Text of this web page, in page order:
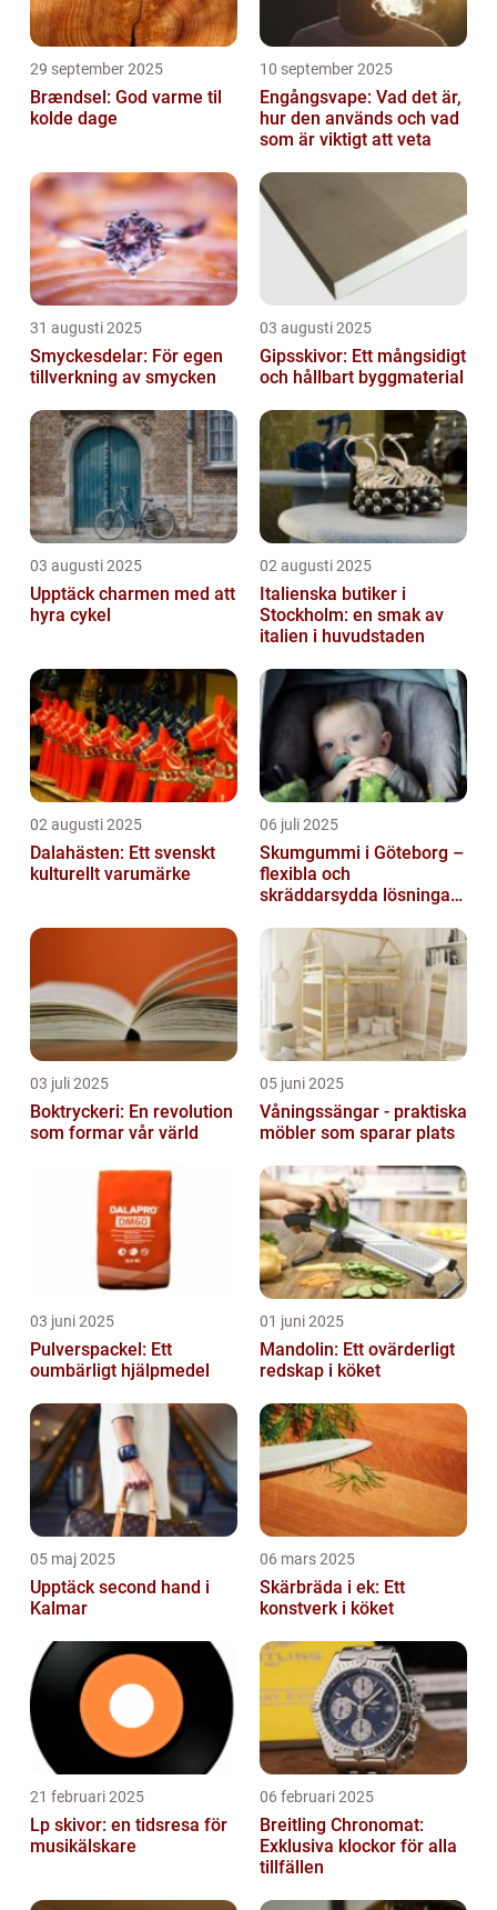
29 september 2025
Brændsel: God varme til
kolde dage
10 september 2025
Engångsvape: Vad det är,
hur den används och vad
som är viktigt att veta
31 augusti 2025
Smyckesdelar: För egen
tillverkning av smycken
03 augusti 2025
Gipsskivor: Ett mångsidigt
och hållbart byggmaterial
03 augusti 2025
Upptäck charmen med att
hyra cykel
02 augusti 2025
Italienska butiker i
Stockholm: en smak av
italien i huvudstaden
02 augusti 2025
Dalahästen: Ett svenskt
kulturellt varumärke
06 juli 2025
Skumgummi i Göteborg –
flexibla och
skräddarsydda lösningar
03 juli 2025
Boktryckeri: En revolution
som formar vår värld
05 juni 2025
Våningssängar - praktiska
möbler som sparar plats
03 juni 2025
Pulverspackel: Ett
oumbärligt hjälpmedel
01 juni 2025
Mandolin: Ett ovärderligt
redskap i köket
05 maj 2025
Upptäck second hand i
Kalmar
06 mars 2025
Skärbräda i ek: Ett
konstverk i köket
21 februari 2025
Lp skivor: en tidsresa för
musikälskare
06 februari 2025
Breitling Chronomat:
Exklusiva klockor för alla
tillfällen